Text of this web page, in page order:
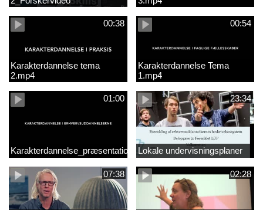
00:38
Karakterdannelse tema
2.mp4
00:54
Karakterdannelse Tema
1.mp4
01:00
Karakterdannelse_præsentation.mp4
23:34
Lokale undervisningsplaner
07:38 02:28